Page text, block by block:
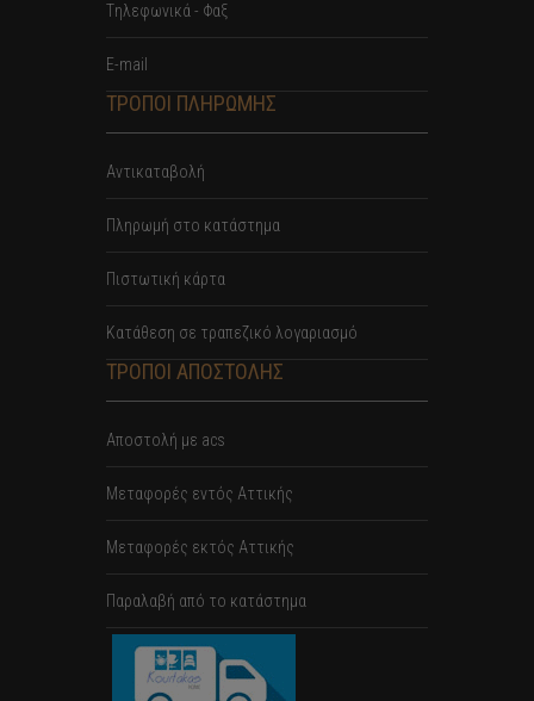
Tηλεφωνικά - Φαξ
E-mail
ΤΡΟΠΟΙ ΠΛΗΡΩΜΗΣ
Αντικαταβολή
Πληρωμή στο κατάστημα
Πιστωτική κάρτα
Κατάθεση σε τραπεζικό λογαριασμό
ΤΡΟΠΟΙ ΑΠΟΣΤΟΛΗΣ
Αποστολή με acs
Mεταφορές εντός Αττικής
Μεταφορές εκτός Αττικής
Παραλαβή από το κατάστημα